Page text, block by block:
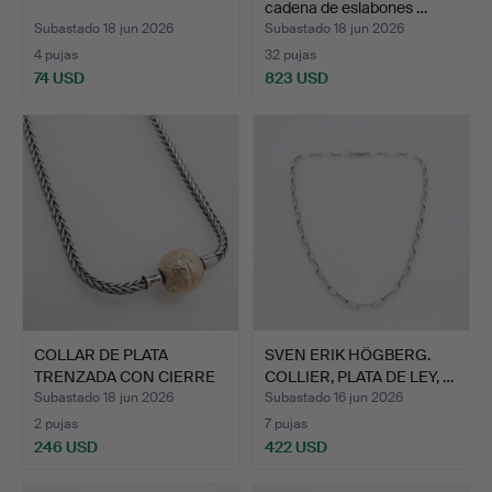
Subastado 18 jun 2026
4 pujas
74 USD
cadena de eslabones …
Subastado 18 jun 2026
32 pujas
823 USD
COLLAR DE PLATA
TRENZADA CON CIERRE
DE BOL…
Subastado 18 jun 2026
2 pujas
246 USD
SVEN ERIK HÖGBERG.
COLLIER, PLATA DE LEY, …
Subastado 16 jun 2026
7 pujas
422 USD